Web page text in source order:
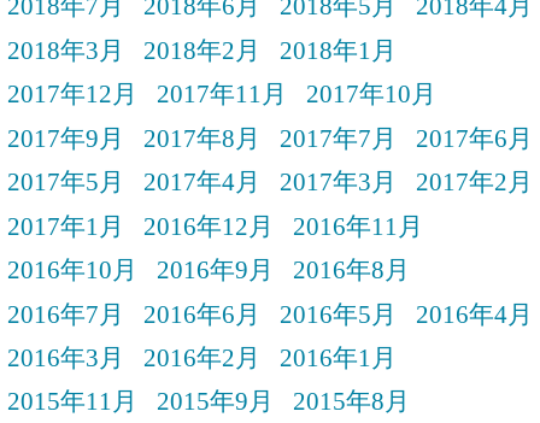
2018年7月
2018年6月 2018年5月
2018年4月
2018年3月
2018年2月
2018年1月
2017年12月
2017年11月
2017年10月
2017年9月
2017年8月 2017年7月
2017年6月
2017年5月
2017年4月 2017年3月
2017年2月
2017年1月
2016年12月
2016年11月
2016年10月
2016年9月
2016年8月
2016年7月
2016年6月 2016年5月
2016年4月
2016年3月
2016年2月
2016年1月
2015年11月
2015年9月 2015年8月